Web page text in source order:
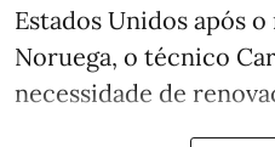
Estados Unidos após o
Noruega, o técnico
necessidade de